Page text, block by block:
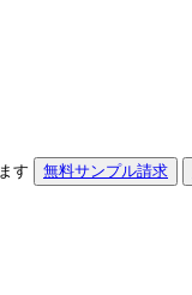
す 無料サンプル請求